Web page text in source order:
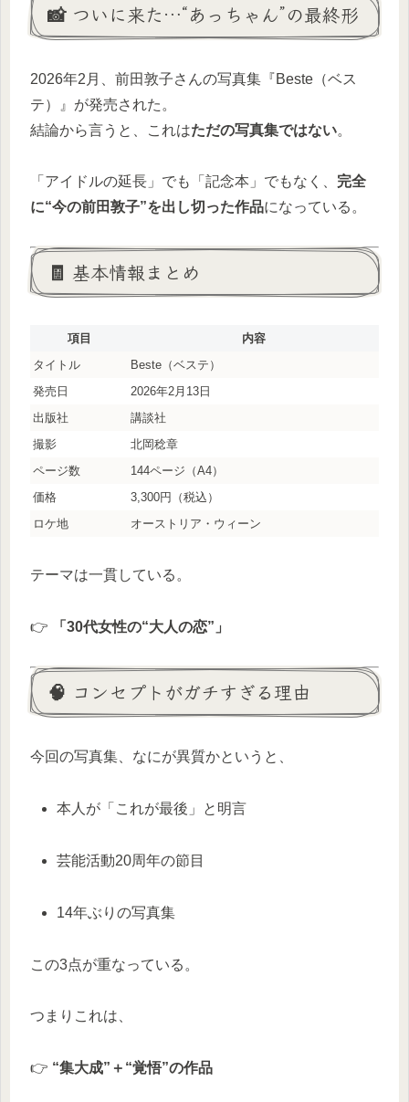
📸 ついに来た…“あっちゃん”の最終形
2026年2月、前田敦子さんの写真集『Beste（ベス
テ）』が発売された。
結論から言うと、これはただの写真集ではない。
「アイドルの延長」でも「記念本」でもなく、 完全
に“今の前田敦子”を出し切った作品になっている。
🧾 基本情報まとめ
項目
内容
タイトル
Beste（ベステ）
発売日
2026年2月13日
出版社
講談社
撮影
北岡稔章
ページ数
144ページ（A4）
価格
3,300円（税込）
ロケ地
オーストリア・ウィーン
テーマは一貫している。
👉 「30代女性の“大人の恋”」
🧠 コンセプトがガチすぎる理由
今回の写真集、なにが異質かというと、
本人が「これが最後」と明言
芸能活動20周年の節目
14年ぶりの写真集
この3点が重なっている。
つまりこれは、
👉 “集大成”＋“覚悟”の作品